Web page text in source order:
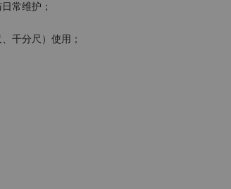
常维护；
千分尺）使用；